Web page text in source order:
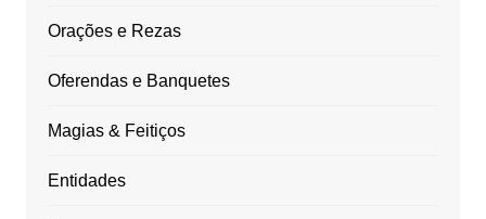
Orações e Rezas
Oferendas e Banquetes
Magias & Feitiços
Entidades